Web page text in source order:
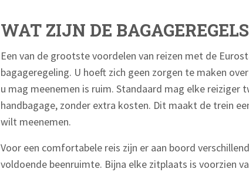
WAT ZIJN DE
Een van de grootste voordelen van reizen met de
bagageregeling. U hoeft zich geen zorgen te maken
u mag meenemen is ruim. Standaard mag elke reiziger
handbagage, zonder extra kosten. Dit maakt de trein
wilt meenemen.
Voor een comfortabele reis zijn er aan boord
voldoende beenruimte. Bijna elke zitplaats is voorzien